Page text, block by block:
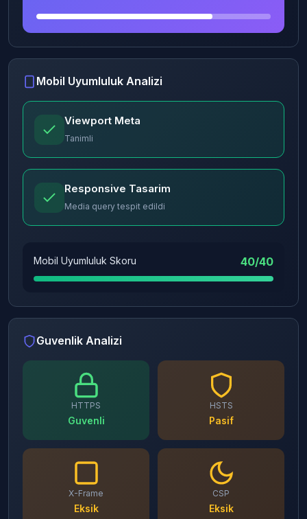
Mobil Uyumluluk Analizi
Viewport Meta
Tanimli
Responsive Tasarim
Media query tespit edildi
Mobil Uyumluluk Skoru 40/40
Guvenlik Analizi
HTTPS
Guvenli
HSTS
Pasif
X-Frame
Eksik
CSP
Eksik